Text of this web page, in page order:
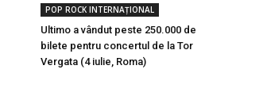
POP ROCK INTERNAȚIONAL
Ultimo a vândut peste 250.000 de
bilete pentru concertul de la Tor
Vergata (4 iulie, Roma)